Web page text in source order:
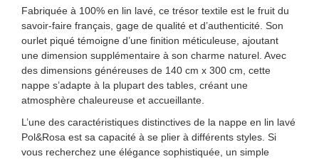
Fabriquée à 100% en lin lavé, ce trésor textile est le fruit du
savoir-faire français, gage de qualité et d’authenticité. Son
ourlet piqué témoigne d’une finition méticuleuse, ajoutant
une dimension supplémentaire à son charme naturel. Avec
des dimensions généreuses de 140 cm x 300 cm, cette
nappe s’adapte à la plupart des tables, créant une
atmosphère chaleureuse et accueillante.
L’une des caractéristiques distinctives de la nappe en lin lavé
Pol&Rosa est sa capacité à se plier à différents styles. Si
vous recherchez une élégance sophistiquée, un simple